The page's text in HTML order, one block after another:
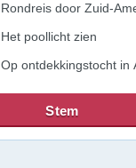
Rondreis door Zuid-
Het poollicht zien
Op ontdekkingstocht in